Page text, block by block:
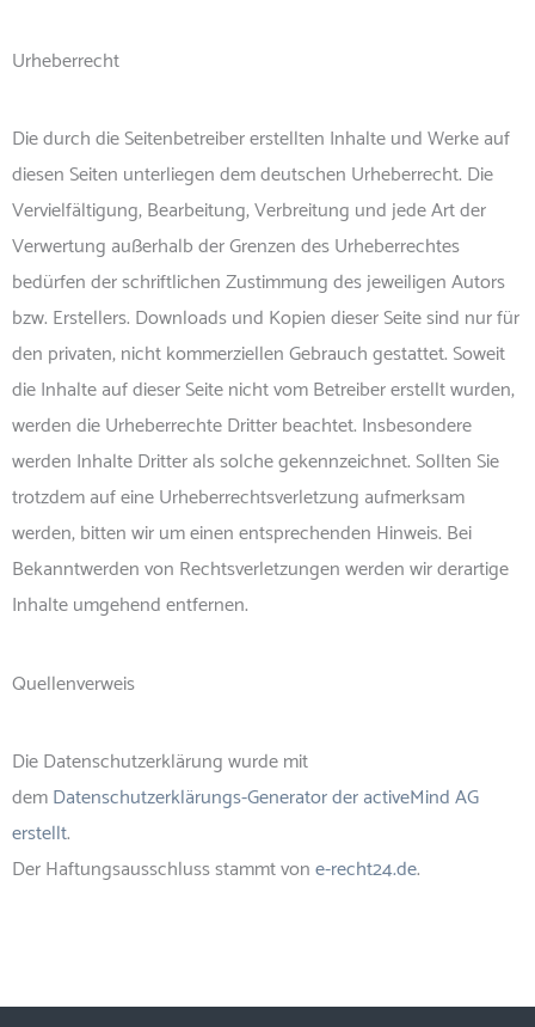
Urheberrecht
Die durch die Seitenbetreiber erstellten Inhalte und Werke auf
diesen Seiten unterliegen dem deutschen Urheberrecht. Die
Vervielfältigung, Bearbeitung, Verbreitung und jede Art der
Verwertung außerhalb der Grenzen des Urheberrechtes
bedürfen der schriftlichen Zustimmung des jeweiligen Autors
bzw. Erstellers. Downloads und Kopien dieser Seite sind nur für
den privaten, nicht kommerziellen Gebrauch gestattet. Soweit
die Inhalte auf dieser Seite nicht vom Betreiber erstellt wurden,
werden die Urheberrechte Dritter beachtet. Insbesondere
werden Inhalte Dritter als solche gekennzeichnet. Sollten Sie
trotzdem auf eine Urheberrechtsverletzung aufmerksam
werden, bitten wir um einen entsprechenden Hinweis. Bei
Bekanntwerden von Rechtsverletzungen werden wir derartige
Inhalte umgehend entfernen.
Quellenverweis
Die Datenschutzerklärung wurde mit
demDatenschutzerklärungs-Generator der activeMind AG
erstellt.
Der Haftungsausschluss stammt vone-recht24.de.